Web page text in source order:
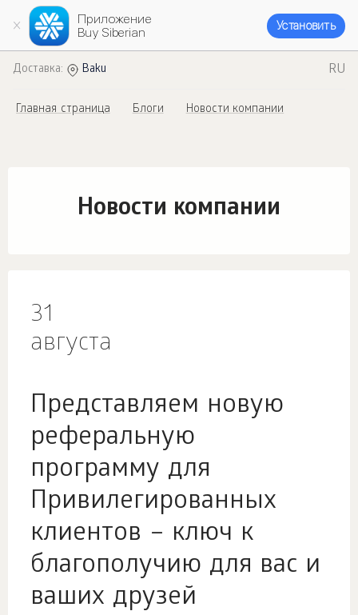
Приложение
Buy Siberian
Установить
Доставка: Baku RU
Главная страница Блоги Новости компании
Новости компании
31
августа
Представляем новую
реферальную
программу для
Привилегированных
клиентов – ключ к
благополучию для вас и
ваших друзей